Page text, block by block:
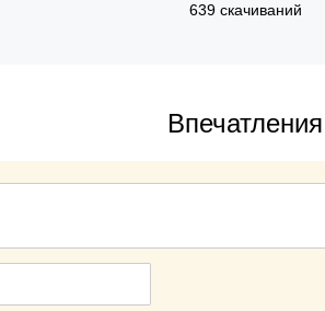
639 скачиваний
Впечатления